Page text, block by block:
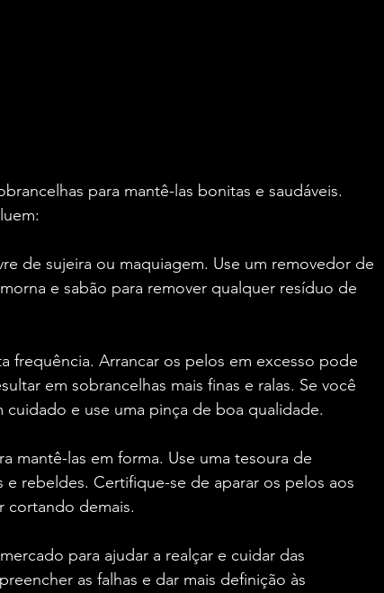
para mantê-las bonitas e saudáveis.
de sujeira ou maquiagem. Use um removedor de
e sabão para remover qualquer resíduo de
frequência. Arrancar os pelos em excesso pode
em sobrancelhas mais finas e ralas. Se você
e use uma pinça de boa qualidade.
mantê-las em forma. Use uma tesoura de
rebeldes. Certifique-se de aparar os pelos aos
cortando demais.
para ajudar a realçar e cuidar das
as falhas e dar mais definição às